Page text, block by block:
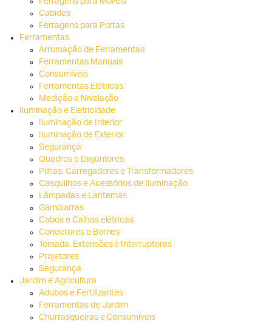
Cabides
Ferragens para Portas
Ferramentas
Arrumação de Ferramentas
Ferramentas Manuais
Consumíveis
Ferramentas Elétricas
Medição e Nivelação
Iluminação e Eletricidade
Iluminação de Interior
Iluminação de Exterior
Segurança
Quadros e Disjuntores
Pilhas, Carregadores e Transformadores
Casquilhos e Acessórios de Iluminação
Lâmpadas e Lanternas
Gambiarras
Cabos e Calhas elétricas
Conectores e Bornes
Tomada, Extensões e Interruptores
Projetores
Segurança
Jardim e Agricultura
Adubos e Fertilizantes
Ferramentas de Jardim
Churrasqueiras e Consumíveis